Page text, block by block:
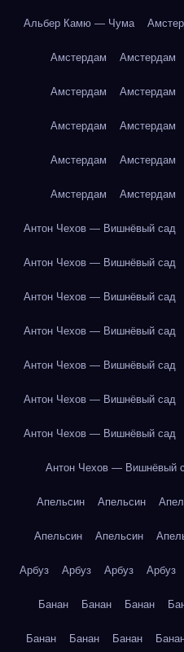
Альбер Камю — Чума
Амстердам Амстердам
Амстердам Амстердам
Амстердам Амстердам
Амстердам Амстердам
Амстердам Амстердам
Антон Чехов — Вишнёвый сад
Антон Чехов — Вишнёвый сад
Антон Чехов — Вишнёвый сад
Антон Чехов — Вишнёвый сад
Антон Чехов — Вишнёвый сад
Антон Чехов — Вишнёвый сад
Антон Чехов — Вишнёвый сад
Антон Чехов — Вишнёвый
Апельсин Апельсин
Апельсин Апельсин
Арбуз Арбуз Арбуз Арбуз
Банан Банан Банан
Банан Банан Банан